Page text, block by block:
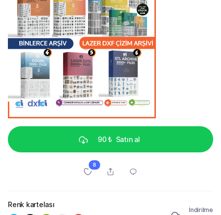
90 ₺ Satın al
8
Renk kartelası
İndirilme